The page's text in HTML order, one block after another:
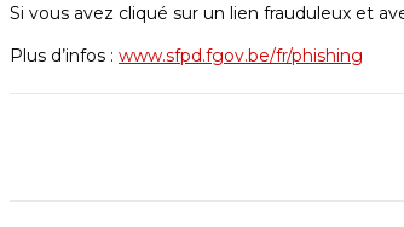
Si vous avez cliqué sur un lien frauduleux et
Plus d’infos : www.sfpd.fgov.be/fr/phishing